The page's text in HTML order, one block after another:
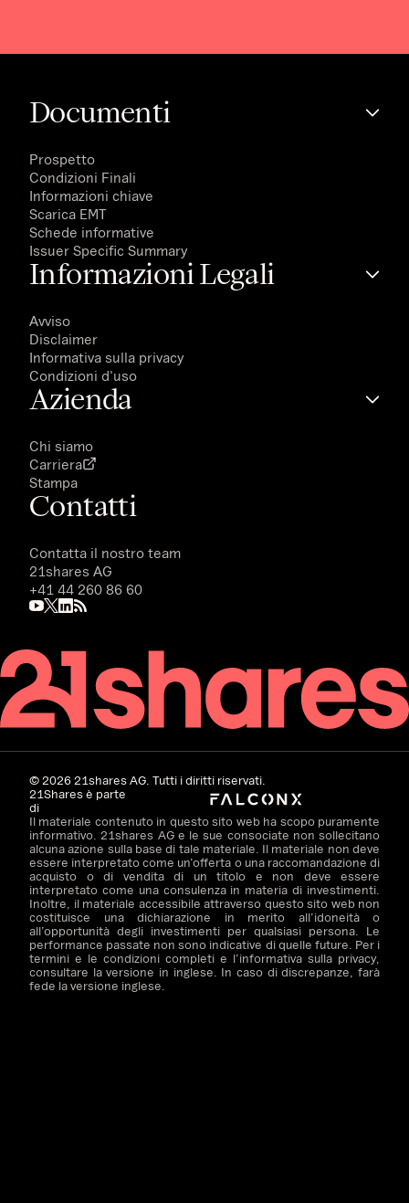
Documenti
Prospetto
Condizioni Finali
Informazioni chiave
Scarica EMT
Schede informative
Issuer Specific Summary
Informazioni Legali
Avviso
Disclaimer
Informativa sulla privacy
Condizioni d'uso
Azienda
Chi siamo
Carriera
Stampa
Contatti
Contatta il nostro team
21shares AG
+41 44 260 86 60
©202621shares AG. Tutti i diritti riservati.
21Shares è parte
di
Il materiale contenuto in questo sito web ha scopo puramente
informativo. 21shares AG e le sue consociate non sollecitano
alcuna azione sulla base di tale materiale. Il materiale non deve
essere interpretato come un’offerta o una raccomandazione di
acquisto o di vendita di un titolo e non deve essere
interpretato come una consulenza in materia di investimenti.
Inoltre, il materiale accessibile attraverso questo sito web non
costituisce una dichiarazione in merito all’idoneità o
all’opportunità degli investimenti per qualsiasi persona. Le
performance passate non sono indicative di quelle future. Per i
termini e le condizioni completi e l’informativa sulla privacy,
consultare la versione in inglese. In caso di discrepanze, farà
fede la versione inglese.